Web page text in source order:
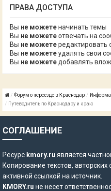
ПРАВА ДОСТУПА
Вы не можетеначинать темы
Вы не можетеотвечать на
Вы не можетередактировать
Вы не можетеудалять свои
Вы не можете добавлять
Форум о переезде в Краснодар
Путеводитель по Краснодару и краю
СОГЛАШЕНИЕ
Ресурс kmory.ru является
Копирование текстов,
активной ссылкой на источник.
KMORY.ru не несет